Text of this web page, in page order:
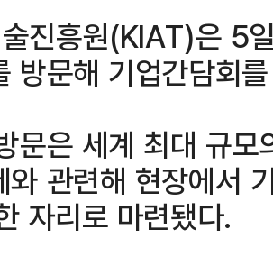
진흥원(KIAT)은 5
방문해 기업간담회
문은 세계 최대 규
와 관련해 현장에서
자리로 마련됐다.